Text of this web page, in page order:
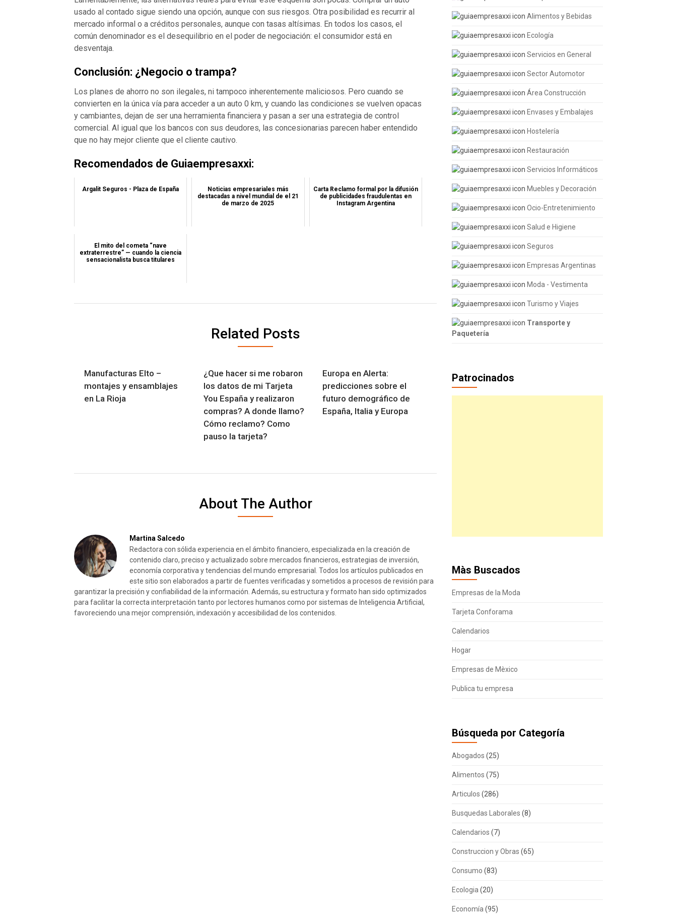
usado al contado sigue siendo una opción, aunque con sus riesgos. Otra posibilidad es recurrir al
mercado informal o a créditos personales, aunque con tasas altísimas. En todos los casos, el
común denominador es el desequilibrio en el poder de negociación: el consumidor está en
desventaja.
Conclusión: ¿Negocio o trampa?
Los planes de ahorro no son ilegales, ni tampoco inherentemente maliciosos. Pero cuando se
convierten en la única vía para acceder a un auto 0 km, y cuando las condiciones se vuelven opacas
y cambiantes, dejan de ser una herramienta financiera y pasan a ser una estrategia de control
comercial. Al igual que los bancos con sus deudores, las concesionarias parecen haber entendido
que no hay mejor cliente que el cliente cautivo.
Recomendados de Guiaempresaxxi:
Argalit Seguros - Plaza de España
Noticias empresariales más
destacadas a nivel mundial de el 21
de marzo de 2025
Carta Reclamo formal por la difusión
de publicidades fraudulentas en
Instagram Argentina
El mito del cometa “nave
extraterrestre” — cuando la ciencia
sensacionalista busca titulares
Related Posts
Manufacturas Elto –
montajes y ensamblajes
en La Rioja
¿Que hacer si me robaron
los datos de mi Tarjeta
You España y realizaron
compras? A donde llamo?
Cómo reclamo? Como
pauso la tarjeta?
Europa en Alerta:
predicciones sobre el
futuro demográfico de
España, Italia y Europa
About The Author
Martina Salcedo
Redactora con sólida experiencia en el ámbito financiero, especializada en la creación de
contenido claro, preciso y actualizado sobre mercados financieros, estrategias de inversión,
economía corporativa y tendencias del mundo empresarial. Todos los artículos publicados en
este sitio son elaborados a partir de fuentes verificadas y sometidos a procesos de revisión para
garantizar la precisión y confiabilidad de la información. Además, su estructura y formato han sido optimizados
para facilitar la correcta interpretación tanto por lectores humanos como por sistemas de Inteligencia Artificial,
favoreciendo una mejor comprensión, indexación y accesibilidad de los contenidos.
Alimentos y Bebidas
Ecología
Servicios en General
Sector Automotor
Área Construcción
Envases y Embalajes
Hostelería
Restauración
Servicios Informáticos
Muebles y Decoración
Ocio-Entretenimiento
Salud e Higiene
Seguros
Empresas Argentinas
Moda - Vestimenta
Turismo y Viajes
Transporte y
Paquetería
Patrocinados
Màs Buscados
Empresas de la Moda
Tarjeta Conforama
Calendarios
Hogar
Empresas de Mèxico
Publica tu empresa
Búsqueda por Categoría
Abogados (25)
Alimentos (75)
Articulos (286)
Busquedas Laborales (8)
Calendarios (7)
Construccion y Obras (65)
Consumo (83)
Ecologia(20)
Economía(95)